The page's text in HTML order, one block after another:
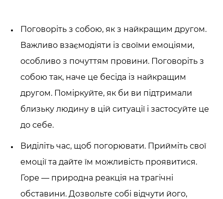
Поговоріть з собою, як з найкращим другом.
Важливо взаємодіяти із своїми емоціями,
особливо з почуттям провини. Поговоріть з
собою так, наче це бесіда із найкращим
другом. Поміркуйте, як би ви підтримали
близьку людину в цій ситуації і застосуйте це
до себе.
Виділіть час, щоб погорювати. Прийміть свої
емоції та дайте їм можливість проявитися.
Горе — природна реакція на трагічні
обставини. Дозвольте собі відчути його,